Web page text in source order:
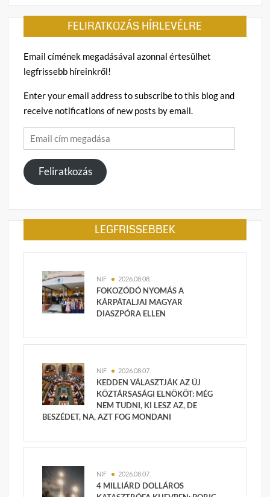
FELIRATKOZÁS HÍRLEVÉLRE
Email címének megadásával azonnal értesülhet
legfrissebb híreinkről!
Enter your email address to subscribe to this blog and
receive notifications of new posts by email.
Email
cím
megadása
Feliratkozás
LEGFRISSEBBEK
NIF 2026.08.08.
FOKOZÓDÓ NYOMÁS A
KÁRPÁTALJAI MAGYAR
DIASZPÓRA ELLEN
NIF 2026.08.07.
KEDDEN VÁLASZTJÁK AZ ÚJ
KÖZTÁRSASÁGI ELNÖKÖT: MÉG
NEM TUDNI, KI LESZ AZ, DE
BESZÉDET, NA, AZT FOG MONDANI
NIF 2026.08.07.
4 MILLIÁRD DOLLÁROS